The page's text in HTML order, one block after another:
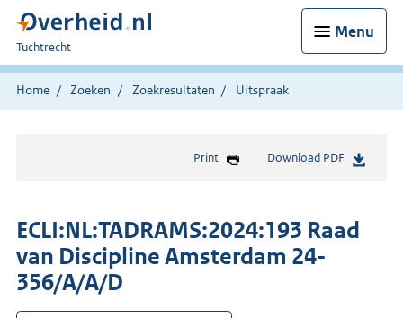
Menu
U
bent
hier:
Tuchtrecht
Home Zoeken Zoekresultaten Uitspraak
Print Download PDF
ECLI:NL:TADRAMS:2024:193 Raad
van Discipline Amsterdam 24-
356/A/A/D